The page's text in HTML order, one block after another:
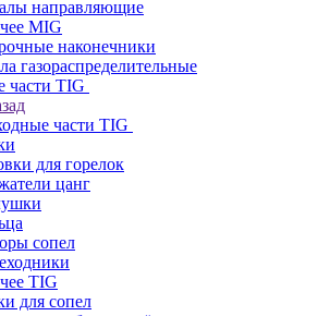
направляющие
MIG
наконечники
газораспределительные
части TIG
части TIG
для горелок
цанг
сопел
TIG
для сопел